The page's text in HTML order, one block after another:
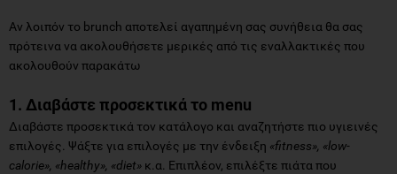
Αν λοιπόν το brunch αποτελεί αγαπημένη σας συνήθεια θα σας
πρότεινα να ακολουθήσετε μερικές από τις εναλλακτικές που
ακολουθούν παρακάτω
1. Διαβάστε προσεκτικά το menu
Διαβάστε προσεκτικά τον κατάλογο και αναζητήστε πιο υγιεινές
επιλογές. Ψάξτε για επιλογές με την ένδειξη «fitness», «low-
calorie», «healthy», «diet» κ.α. Επιπλέον, επιλέξτε πιάτα που